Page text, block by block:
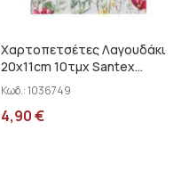
Χαρτοπετσέτες Λαγουδάκι
20x11cm 10τμχ Santex
000783899
Κωδ.:1036749
4,90€